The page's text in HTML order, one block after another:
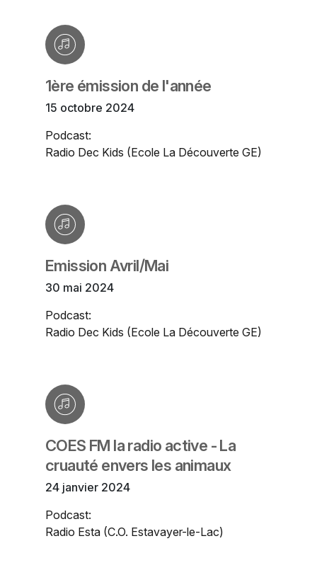
1ère émission de l'année
15 octobre 2024
Podcast:
Radio Dec Kids (Ecole La Découverte GE)
Emission Avril/Mai
30 mai 2024
Podcast:
Radio Dec Kids (Ecole La Découverte GE)
COES FM la radio active - La
cruauté envers les animaux
24 janvier 2024
Podcast:
Radio Esta (C.O. Estavayer-le-Lac)